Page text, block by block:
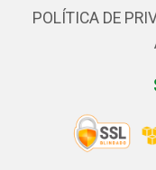
POLÍTICA DE